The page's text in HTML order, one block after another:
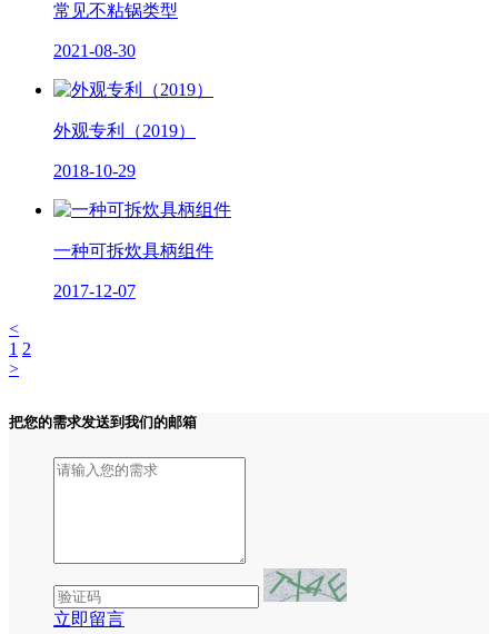
常见不粘锅类型
2021-08-30
外观专利（2019）
2018-10-29
一种可拆炊具柄组件
2017-12-07
<
1 2
>
把您的需求发送到我们的邮箱
立即留言